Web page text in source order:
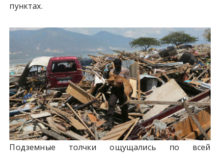
пунктах.
Подземные толчки ощущались по всей